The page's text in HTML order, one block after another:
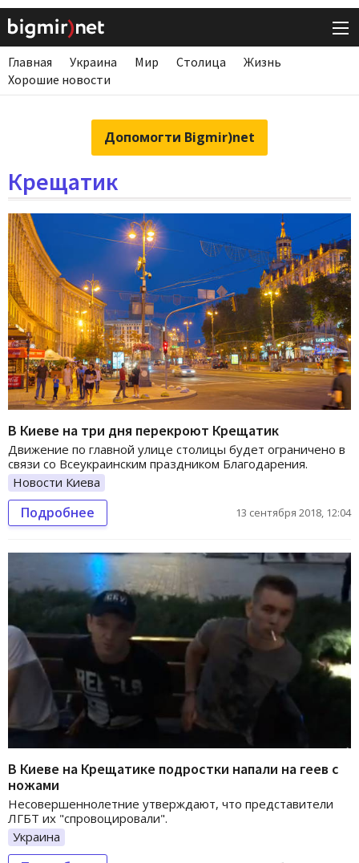
Главная Украина Мир Столица
Жизнь
Хорошие новости
Допомогти Bigmir)net
Крещатик
В Киеве на три дня перекроют Крещатик
Движение по главной улице столицы будет ограничено в
связи со Всеукраинским праздником Благодарения.
Новости Киева
Подробнее 13 сентября 2018, 12:04
В Киеве на Крещатике подростки напали на геев с
ножами
Несовершеннолетние утверждают, что представители
ЛГБТ их "спровоцировали".
Украина